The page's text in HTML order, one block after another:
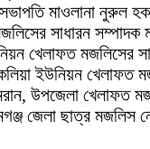
মাওলানা নুরুল হক
সাধারন সম্পাদক
খেলাফত মজলিসের
ইউনিয়ন খেলাফত
উপজেলা খেলাফত
জেলা ছাত্র মজলিস